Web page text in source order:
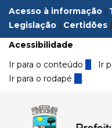
Acesso à informação |
Legislação | Certidões |
Acessibilidade
Ir para o conteúdo 1 Ir
Ir para o rodapé 4 .